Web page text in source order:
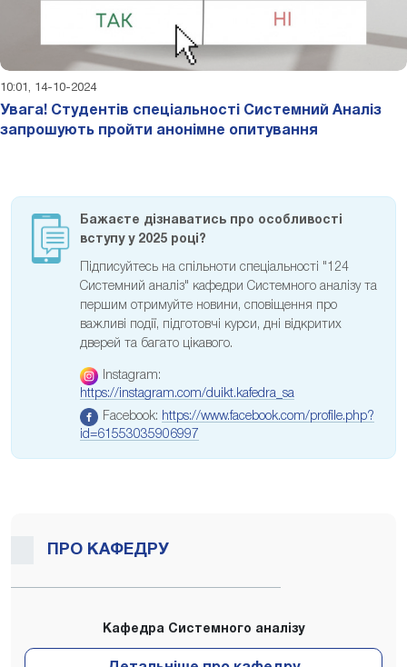
10:01, 14-10-2024
Увага! Студентів спеціальності Системний Аналіз
запрошують пройти анонімне опитування
Бажаєте дізнаватись про особливості
вступу у 2025 році?
Підписуйтесь на спільноти спеціальності "124
Системний аналіз" кафедри Системного аналізу та
першим отримуйте новини, сповіщення про
важливі події, підготовчі курси, дні відкритих
дверей та багато цікавого.
Instagram:
https://instagram.com/duikt.kafedra_sa
Facebook: https://www.facebook.com/profile.php?
id=61553035906997
ПРО КАФЕДРУ
Кафедра Системного аналізу